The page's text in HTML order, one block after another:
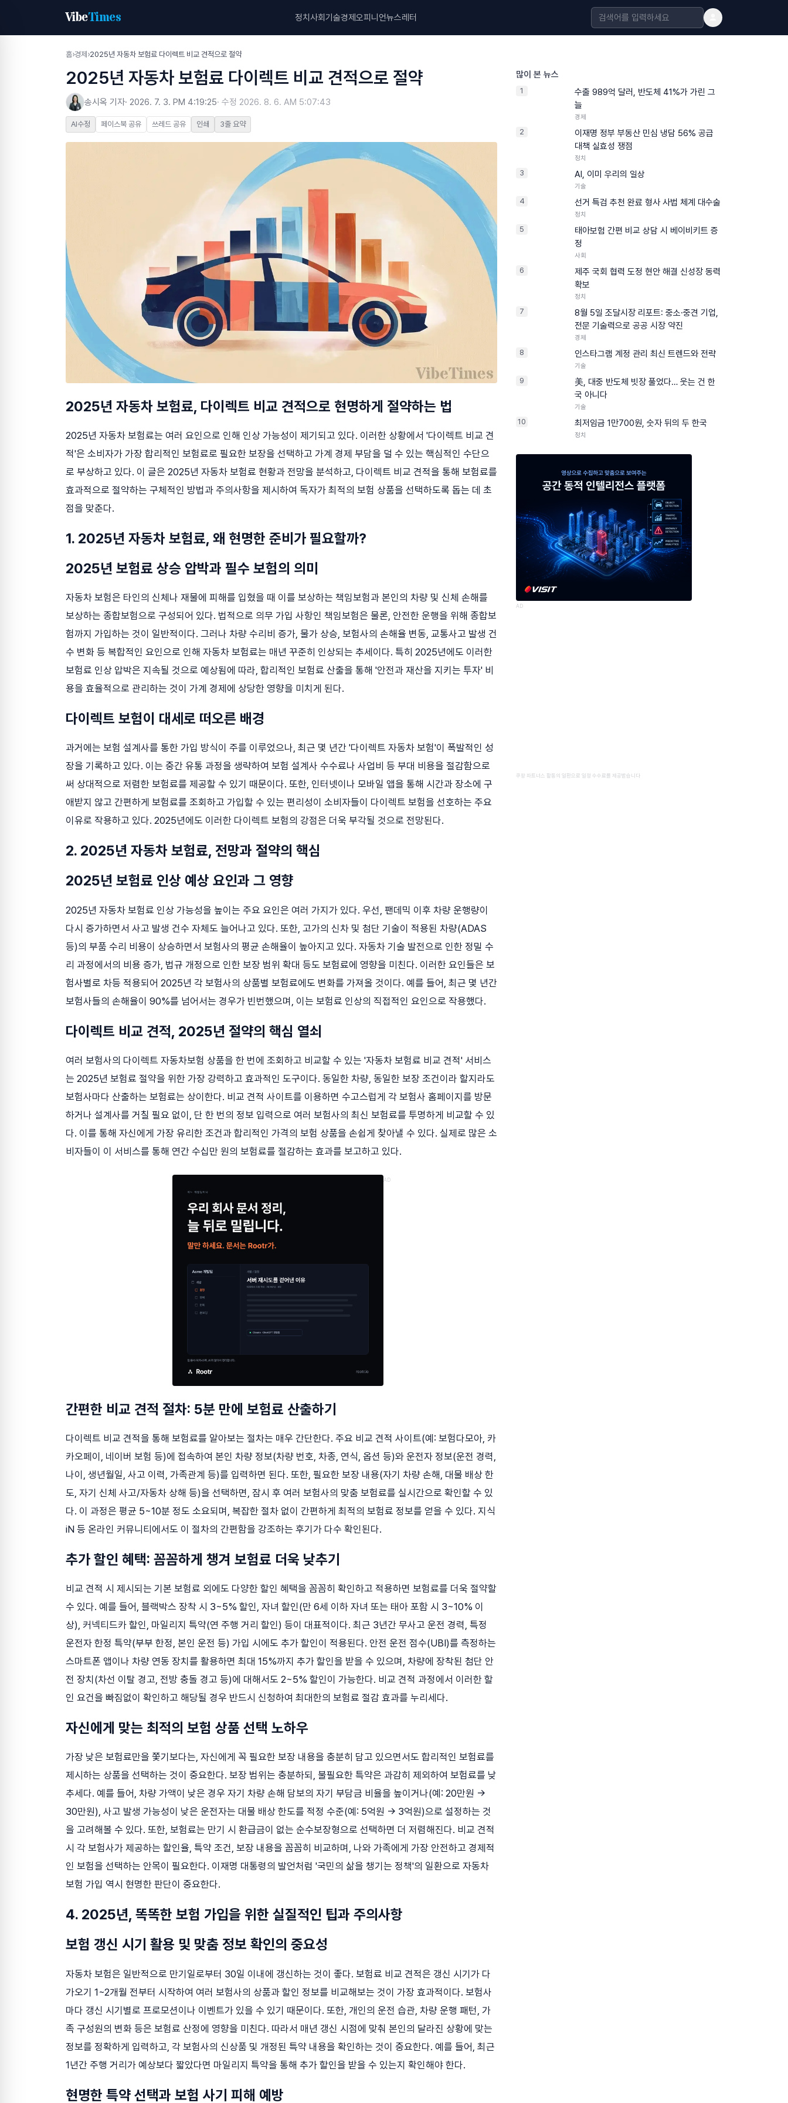
VibeTimes 정치사회기술경제오피니언뉴스레터
홈›경제 ›2025년 자동차 보험료 다이렉트 비교 견적으로 절약
2025년 자동차 보험료 다이렉트 비교 견적으로 절약
송시옥 기자· 2026. 7. 3. PM 4:19:25· 수정 2026. 8. 6. AM 5:07:43
AI수정 페이스북 공유 쓰레드 공유 인쇄 3줄 요약
2025년 자동차 보험료, 다이렉트 비교 견적으로 현명하게 절약하는 법
2025년 자동차 보험료는 여러 요인으로 인해 인상 가능성이 제기되고 있다. 이러한 상황에서 '다이렉트 비교 견
적'은 소비자가 가장 합리적인 보험료로 필요한 보장을 선택하고 가계 경제 부담을 덜 수 있는 핵심적인 수단으
로 부상하고 있다. 이 글은 2025년 자동차 보험료 현황과 전망을 분석하고, 다이렉트 비교 견적을 통해 보험료를
효과적으로 절약하는 구체적인 방법과 주의사항을 제시하여 독자가 최적의 보험 상품을 선택하도록 돕는 데 초
점을 맞춘다.
1. 2025년 자동차 보험료, 왜 현명한 준비가 필요할까?
2025년 보험료 상승 압박과 필수 보험의 의미
자동차 보험은 타인의 신체나 재물에 피해를 입혔을 때 이를 보상하는 책임보험과 본인의 차량 및 신체 손해를
보상하는 종합보험으로 구성되어 있다. 법적으로 의무 가입 사항인 책임보험은 물론, 안전한 운행을 위해 종합보
험까지 가입하는 것이 일반적이다. 그러나 차량 수리비 증가, 물가 상승, 보험사의 손해율 변동, 교통사고 발생 건
수 변화 등 복합적인 요인으로 인해 자동차 보험료는 매년 꾸준히 인상되는 추세이다. 특히 2025년에도 이러한
보험료 인상 압박은 지속될 것으로 예상됨에 따라, 합리적인 보험료 산출을 통해 '안전과 재산을 지키는 투자' 비
용을 효율적으로 관리하는 것이 가계 경제에 상당한 영향을 미치게 된다.
다이렉트 보험이 대세로 떠오른 배경
과거에는 보험 설계사를 통한 가입 방식이 주를 이루었으나, 최근 몇 년간 '다이렉트 자동차 보험'이 폭발적인 성
장을 기록하고 있다. 이는 중간 유통 과정을 생략하여 보험 설계사 수수료나 사업비 등 부대 비용을 절감함으로
써 상대적으로 저렴한 보험료를 제공할 수 있기 때문이다. 또한, 인터넷이나 모바일 앱을 통해 시간과 장소에 구
애받지 않고 간편하게 보험료를 조회하고 가입할 수 있는 편리성이 소비자들이 다이렉트 보험을 선호하는 주요
이유로 작용하고 있다. 2025년에도 이러한 다이렉트 보험의 강점은 더욱 부각될 것으로 전망된다.
2. 2025년 자동차 보험료, 전망과 절약의 핵심
2025년 보험료 인상 예상 요인과 그 영향
2025년 자동차 보험료 인상 가능성을 높이는 주요 요인은 여러 가지가 있다. 우선, 팬데믹 이후 차량 운행량이
다시 증가하면서 사고 발생 건수 자체도 늘어나고 있다. 또한, 고가의 신차 및 첨단 기술이 적용된 차량(ADAS
등)의 부품 수리 비용이 상승하면서 보험사의 평균 손해율이 높아지고 있다. 자동차 기술 발전으로 인한 정밀 수
리 과정에서의 비용 증가, 법규 개정으로 인한 보장 범위 확대 등도 보험료에 영향을 미친다. 이러한 요인들은 보
험사별로 차등 적용되어 2025년 각 보험사의 상품별 보험료에도 변화를 가져올 것이다. 예를 들어, 최근 몇 년간
보험사들의 손해율이 90%를 넘어서는 경우가 빈번했으며, 이는 보험료 인상의 직접적인 요인으로 작용했다.
다이렉트 비교 견적, 2025년 절약의 핵심 열쇠
여러 보험사의 다이렉트 자동차보험 상품을 한 번에 조회하고 비교할 수 있는 '자동차 보험료 비교 견적' 서비스
는 2025년 보험료 절약을 위한 가장 강력하고 효과적인 도구이다. 동일한 차량, 동일한 보장 조건이라 할지라도
보험사마다 산출하는 보험료는 상이한다. 비교 견적 사이트를 이용하면 수고스럽게 각 보험사 홈페이지를 방문
하거나 설계사를 거칠 필요 없이, 단 한 번의 정보 입력으로 여러 보험사의 최신 보험료를 투명하게 비교할 수 있
다. 이를 통해 자신에게 가장 유리한 조건과 합리적인 가격의 보험 상품을 손쉽게 찾아낼 수 있다. 실제로 많은 소
비자들이 이 서비스를 통해 연간 수십만 원의 보험료를 절감하는 효과를 보고하고 있다.
AD
간편한 비교 견적 절차: 5분 만에 보험료 산출하기
다이렉트 비교 견적을 통해 보험료를 알아보는 절차는 매우 간단한다. 주요 비교 견적 사이트(예: 보험다모아, 카
카오페이, 네이버 보험 등)에 접속하여 본인 차량 정보(차량 번호, 차종, 연식, 옵션 등)와 운전자 정보(운전 경력,
나이, 생년월일, 사고 이력, 가족관계 등)를 입력하면 된다. 또한, 필요한 보장 내용(자기 차량 손해, 대물 배상 한
도, 자기 신체 사고/자동차 상해 등)을 선택하면, 잠시 후 여러 보험사의 맞춤 보험료를 실시간으로 확인할 수 있
다. 이 과정은 평균 5~10분 정도 소요되며, 복잡한 절차 없이 간편하게 최적의 보험료 정보를 얻을 수 있다. 지식
iN 등 온라인 커뮤니티에서도 이 절차의 간편함을 강조하는 후기가 다수 확인된다.
추가 할인 혜택: 꼼꼼하게 챙겨 보험료 더욱 낮추기
비교 견적 시 제시되는 기본 보험료 외에도 다양한 할인 혜택을 꼼꼼히 확인하고 적용하면 보험료를 더욱 절약할
수 있다. 예를 들어, 블랙박스 장착 시 3~5% 할인, 자녀 할인(만 6세 이하 자녀 또는 태아 포함 시 3~10% 이
상), 커넥티드카 할인, 마일리지 특약(연 주행 거리 할인) 등이 대표적이다. 최근 3년간 무사고 운전 경력, 특정
운전자 한정 특약(부부 한정, 본인 운전 등) 가입 시에도 추가 할인이 적용된다. 안전 운전 점수(UBI)를 측정하는
스마트폰 앱이나 차량 연동 장치를 활용하면 최대 15%까지 추가 할인을 받을 수 있으며, 차량에 장착된 첨단 안
전 장치(차선 이탈 경고, 전방 충돌 경고 등)에 대해서도 2~5% 할인이 가능한다. 비교 견적 과정에서 이러한 할
인 요건을 빠짐없이 확인하고 해당될 경우 반드시 신청하여 최대한의 보험료 절감 효과를 누리세다.
자신에게 맞는 최적의 보험 상품 선택 노하우
가장 낮은 보험료만을 쫓기보다는, 자신에게 꼭 필요한 보장 내용을 충분히 담고 있으면서도 합리적인 보험료를
제시하는 상품을 선택하는 것이 중요한다. 보장 범위는 충분하되, 불필요한 특약은 과감히 제외하여 보험료를 낮
추세다. 예를 들어, 차량 가액이 낮은 경우 자기 차량 손해 담보의 자기 부담금 비율을 높이거나(예: 20만원 →
30만원), 사고 발생 가능성이 낮은 운전자는 대물 배상 한도를 적정 수준(예: 5억원 → 3억원)으로 설정하는 것
을 고려해볼 수 있다. 또한, 보험료는 만기 시 환급금이 없는 순수보장형으로 선택하면 더 저렴해진다. 비교 견적
시 각 보험사가 제공하는 할인율, 특약 조건, 보장 내용을 꼼꼼히 비교하며, 나와 가족에게 가장 안전하고 경제적
인 보험을 선택하는 안목이 필요한다. 이재명 대통령의 발언처럼 '국민의 삶을 챙기는 정책'의 일환으로 자동차
보험 가입 역시 현명한 판단이 중요한다.
4. 2025년, 똑똑한 보험 가입을 위한 실질적인 팁과 주의사항
보험 갱신 시기 활용 및 맞춤 정보 확인의 중요성
자동차 보험은 일반적으로 만기일로부터 30일 이내에 갱신하는 것이 좋다. 보험료 비교 견적은 갱신 시기가 다
가오기 1~2개월 전부터 시작하여 여러 보험사의 상품과 할인 정보를 비교해보는 것이 가장 효과적이다. 보험사
마다 갱신 시기별로 프로모션이나 이벤트가 있을 수 있기 때문이다. 또한, 개인의 운전 습관, 차량 운행 패턴, 가
족 구성원의 변화 등은 보험료 산정에 영향을 미친다. 따라서 매년 갱신 시점에 맞춰 본인의 달라진 상황에 맞는
정보를 정확하게 입력하고, 각 보험사의 신상품 및 개정된 특약 내용을 확인하는 것이 중요한다. 예를 들어, 최근
1년간 주행 거리가 예상보다 짧았다면 마일리지 특약을 통해 추가 할인을 받을 수 있는지 확인해야 한다.
현명한 특약 선택과 보험 사기 피해 예방
많이 본 뉴스
1
수출 989억 달러, 반도체 41%가 가린 그
늘
경제
2
이재명 정부 부동산 민심 냉담 56% 공급
대책 실효성 쟁점
정치
3 AI, 이미 우리의 일상
기술
4 선거 특검 추천 완료 형사 사법 체계 대수술
정치
5
태아보험 간편 비교 상담 시 베이비키트 증
정
사회
6
제주 국회 협력 도정 현안 해결 신성장 동력
확보
정치
7
8월 5일 조달시장 리포트: 중소·중견 기업,
전문 기술력으로 공공 시장 약진
경제
8 인스타그램 계정 관리 최신 트렌드와 전략
기술
9
美, 대중 반도체 빗장 풀었다… 웃는 건 한
국 아니다
기술
10 최저임금 1만700원, 숫자 뒤의 두 한국
정치
AD
쿠팡 파트너스 활동의 일환으로 일정 수수료를 제공받습니다